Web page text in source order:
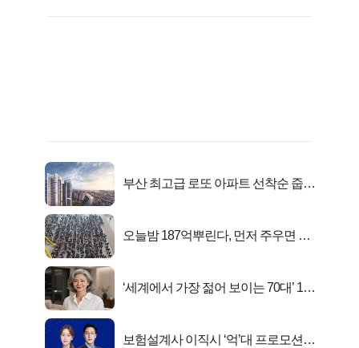
부산 최고급 로또 아파트 선착순 줍줍
오늘밤 187억뿌린다, 먼저 주우면 최
‘세계에서 가장 젊어 보이는 70대’ 1위
보험설계사 이직시 ‘억’대 프로모션!